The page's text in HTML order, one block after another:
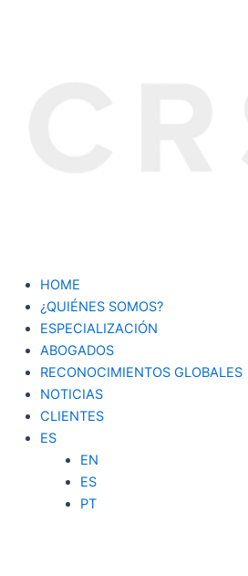
HOME
¿QUIÉNES SOMOS?
ESPECIALIZACIÓN
ABOGADOS
RECONOCIMIENTOS GLOBALES
NOTICIAS
CLIENTES
ES
EN
ES
PT